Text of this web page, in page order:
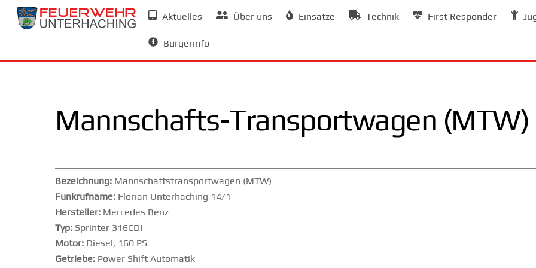
Skip
Aktuelles Über uns Einsätze Technik First Responder
Bürgerinfo
Mannschafts-Transportwagen (MTW)
Bezeichnung: Mannschaftstransportwagen (MTW)
Funkrufname: Florian Unterhaching 14/1
Hersteller: Mercedes Benz
Typ: Sprinter 316CDI
Motor: Diesel, 160 PS
Getriebe: Power Shift Automatik